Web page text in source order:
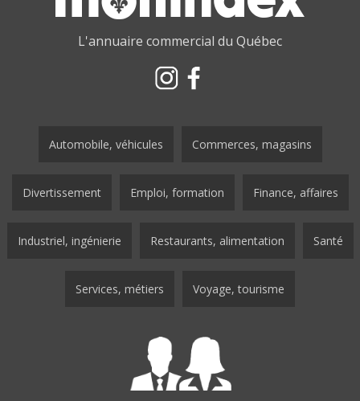
L'annuaire commercial du Québec
Automobile, véhicules Commerces, magasins
Divertissement Emploi, formation Finance, affaires
Industriel, ingénierie Restaurants, alimentation Santé
Services, métiers Voyage, tourisme